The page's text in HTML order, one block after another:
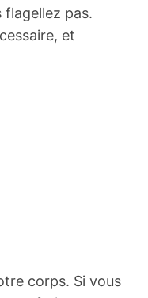
pas.
et
corps. Si vous